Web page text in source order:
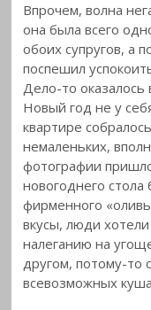
Впрочем, волна
она была всего
обоих супругов, а
поспешил
Дело-то оказалось
Новый год не у
квартире
немаленьких,
фотографии
новогоднего
фирменного
вкусы, люди
налеганию на
другом, потому-то
всевозможных